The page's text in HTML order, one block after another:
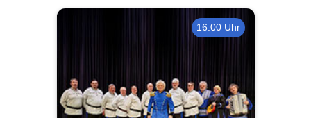
16:00 Uhr